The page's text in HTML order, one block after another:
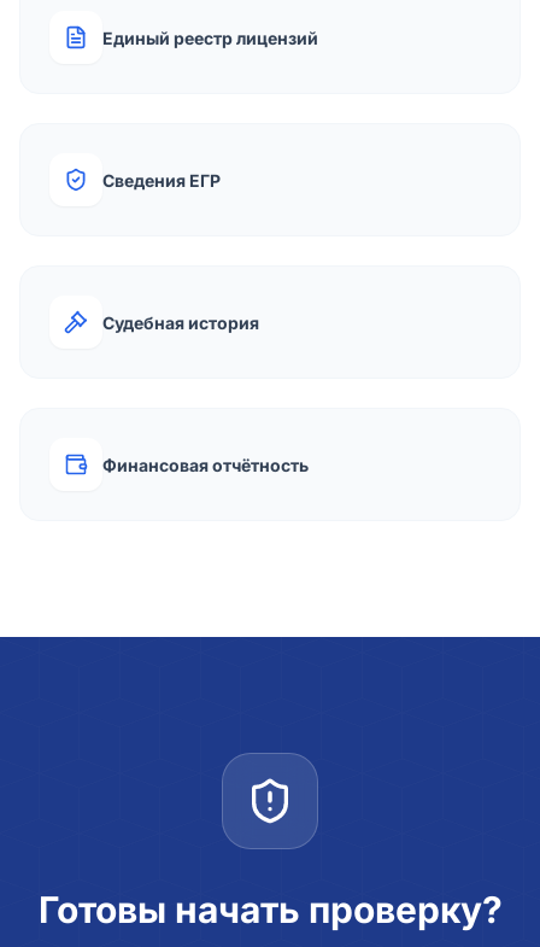
Единый реестр лицензий
Сведения ЕГР
Судебная история
Финансовая отчётность
Готовы начать проверку?